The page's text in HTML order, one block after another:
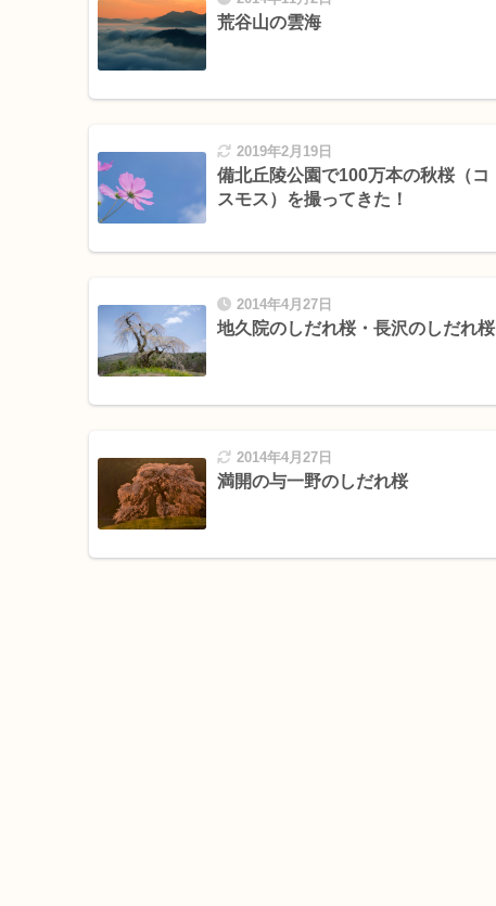
荒谷山の雲海
2019年2月19日
備北丘陵公園で100万本の秋桜（コ
スモス）を撮ってきた！
2014年4月27日
地久院のしだれ桜・長沢のしだれ桜
2014年4月27日
満開の与一野のしだれ桜